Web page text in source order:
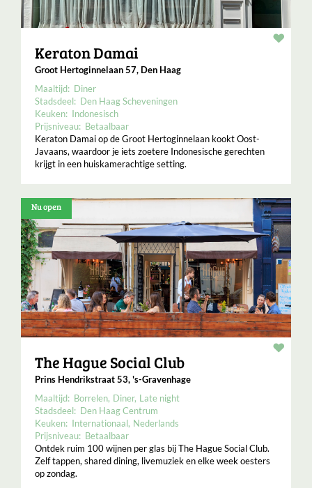
Keraton Damai
Groot Hertoginnelaan 57, Den Haag
Maaltijd: Diner
Stadsdeel: Den Haag Scheveningen
Keuken: Indonesisch
Prijsniveau: Betaalbaar
Keraton Damai op de Groot Hertoginnelaan kookt Oost-
Javaans, waardoor je iets zoetere Indonesische gerechten
krijgt in een huiskamerachtige setting.
Nu open
The Hague Social Club
Prins Hendrikstraat 53, 's-Gravenhage
Maaltijd: Borrelen Diner Late night
Stadsdeel: Den Haag Centrum
Keuken: Internationaal Nederlands
Prijsniveau: Betaalbaar
Ontdek ruim 100 wijnen per glas bij The Hague Social Club.
Zelf tappen, shared dining, livemuziek en elke week oesters
op zondag.